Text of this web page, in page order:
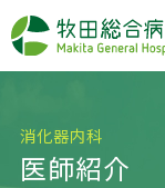
消化器内科
医師紹介